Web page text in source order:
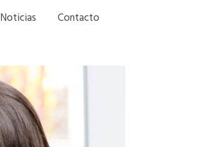
Noticias Contacto